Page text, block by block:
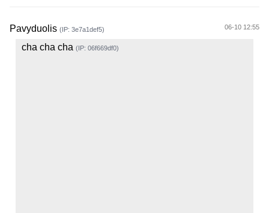
Pavyduolis (IP: 3e7a1def5) 06-10 12:55
cha cha cha (IP: 06f669df0)